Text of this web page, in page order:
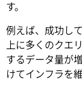
す。
例えば、成功し
上に多くのクエ
するデータ量が
けてインフラを